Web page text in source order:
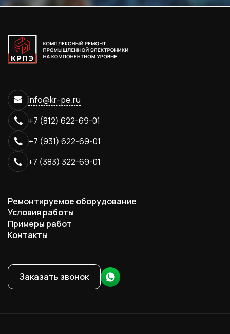
info@kr-pe.ru
+7 (812) 622-69-01
+7 (931) 622-69-01
+7 (383) 322-69-01
Ремонтируемое оборудование
Условия работы
Примеры работ
Контакты
Заказать звонок